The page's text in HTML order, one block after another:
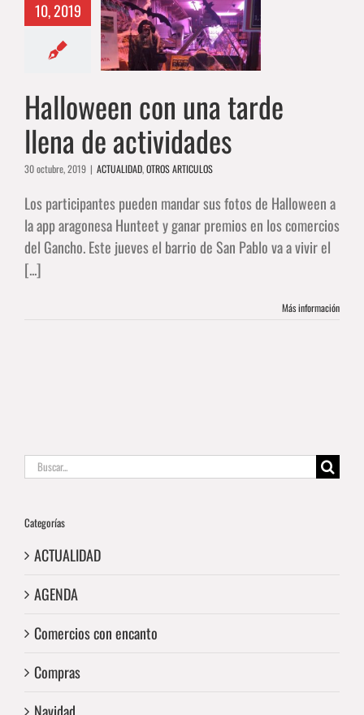
10, 2019
con una
llena de
Halloween con una tarde
llena de actividades
30 octubre, 2019 | ACTUALIDAD,OTROS ARTICULOS
Los participantes pueden mandar sus fotos de Halloween a
la app aragonesa Hunteet y ganar premios en los comercios
del Gancho. Este jueves el barrio de San Pablo va a vivir el
[...]
Más información
Buscar:
Categorías
ACTUALIDAD
AGENDA
Comercios con encanto
Compras